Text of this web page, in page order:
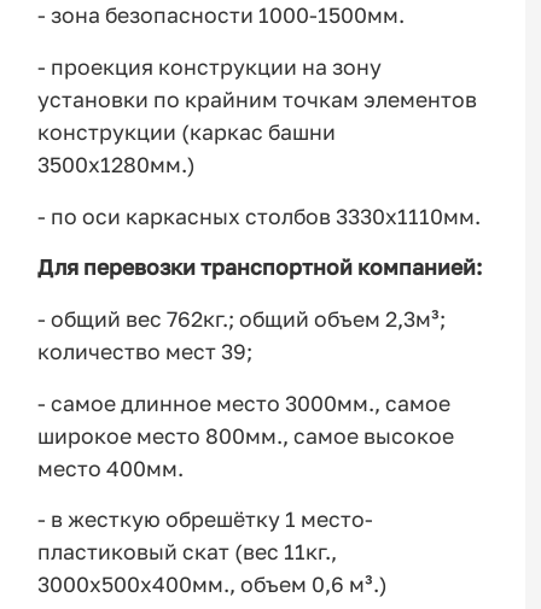
- зона безопасности 1000-1500мм.
- проекция конструкции на зону
установки по крайним точкам элементов
конструкции (каркас башни
3500х1280мм.)
- по оси каркасных столбов 3330х1110мм.
Для перевозки транспортной компанией:
- общий вес 762кг.; общий объем 2,3м³;
количество мест 39;
- самое длинное место 3000мм., самое
широкое место 800мм., самое высокое
место 400мм.
- в жесткую обрешётку 1 место-
пластиковый скат (вес 11кг.,
3000х500х400мм., объем 0,6 м³.)